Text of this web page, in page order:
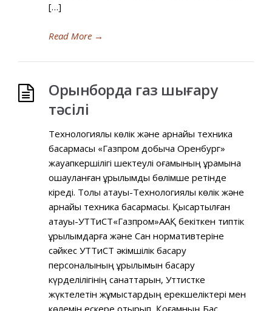
[…]
Read More →
Орынборда газ шығару
тәсілі
Технологиялық көлік және арнайы техника
басқармасы «Газпром добыча Оренбург»
жауапкершілігі шектеулі қоғамының құрамына
оқшауланған құрылымдық бөлімше ретінде
кіреді. Толық атауы-Технологиялық көлік және
арнайы техника басқармасы. Қысқартылған
атауы-УТТиСТ«Газпром»ААҚ бекіткен типтік
құрылымдарға және Сан нормативтеріне
сәйкес УТТиСТ әкімшілік басқару
персоналының құрылымын басқару
күрделілігінің санаттарын, Уттистке
жүктелетін жұмыстардың ерекшеліктері мен
көлемін ескере отырып, Қоғамның Бас